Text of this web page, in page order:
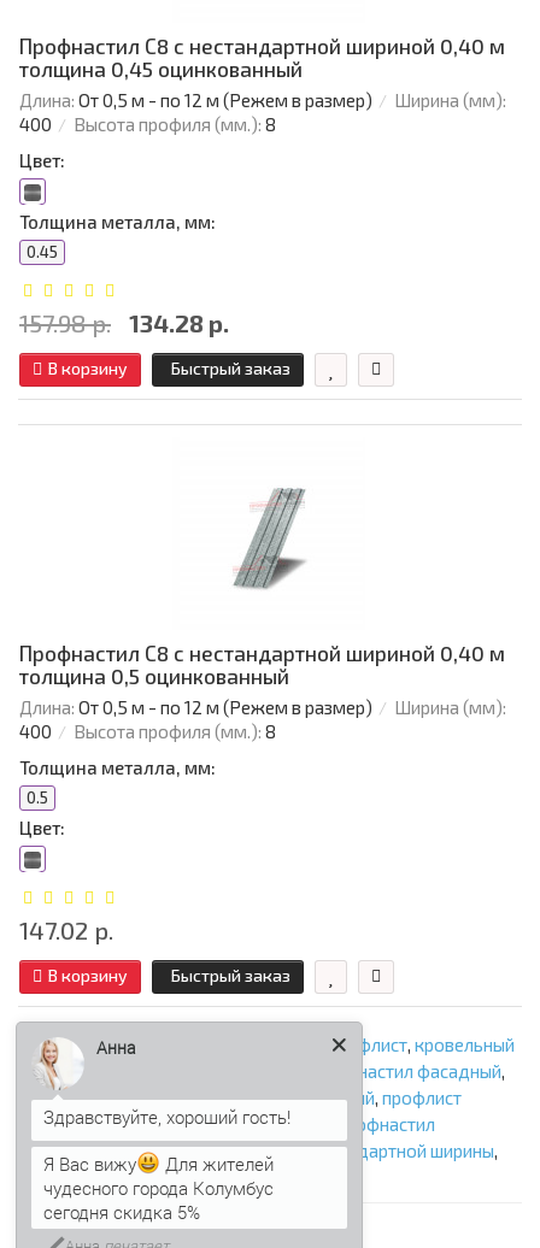
Профнастил С8 с нестандартной шириной 0,40 м
толщина 0,45 оцинкованный
Длина: От 0,5 м - по 12 м (Режем в размер)
Ширина (мм):
400
Высота профиля (мм.): 8
Цвет:
Толщина металла, мм:
0.45
157.98 р. 134.28 р.
В корзину Быстрый заказ
Профнастил С8 с нестандартной шириной 0,40 м
толщина 0,5 оцинкованный
Длина: От 0,5 м - по 12 м (Режем в размер)
Ширина (мм):
400
Высота профиля (мм.): 8
Толщина металла, мм:
0.5
Цвет:
147.02 р.
В корзину Быстрый заказ
С8,стеновой профнастил стеновой профлист, кровельный
профнастил
профнастил фасадный,
профлист фасадный,профнастил заборный, профлист
заборный, профнастил оцинкованный
профнастил
нестандартной ширины,профлист нестандартной ширины,
профнастил С8 ,профлист С8
Здравствуйте, хороший гость!
Я Вас вижу
Для жителей
чудесного города Колумбус
сегодня скидка 5%